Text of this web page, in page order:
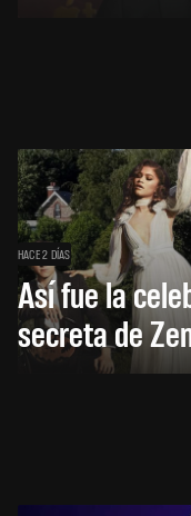
HACE 2 DÍAS
Así fue la
secreta de